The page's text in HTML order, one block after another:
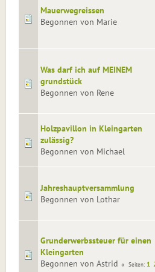
Mauerwegreissen
Begonnen von Marie
Was darf ich auf MEINEM
grundstück
Begonnen von Rene
Holzpavillon in Kleingarten
zulässig?
Begonnen von Michael
Jahreshauptversammlung
Begonnen von Lothar
Grunderwerbssteuer für einen
Kleingarten
Begonnen von Astrid
Seiten 1